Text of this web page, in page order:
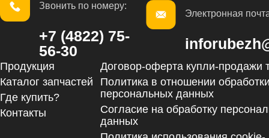
Звонить по номеру:
+7 (4822) 75-
56-30
Электронная
Продукция
Каталог запчастей
Где купить?
Контакты
Договор-оферта купли-продажи
Политика в отношении обработки
персональных данных
Согласие на обработку
данных